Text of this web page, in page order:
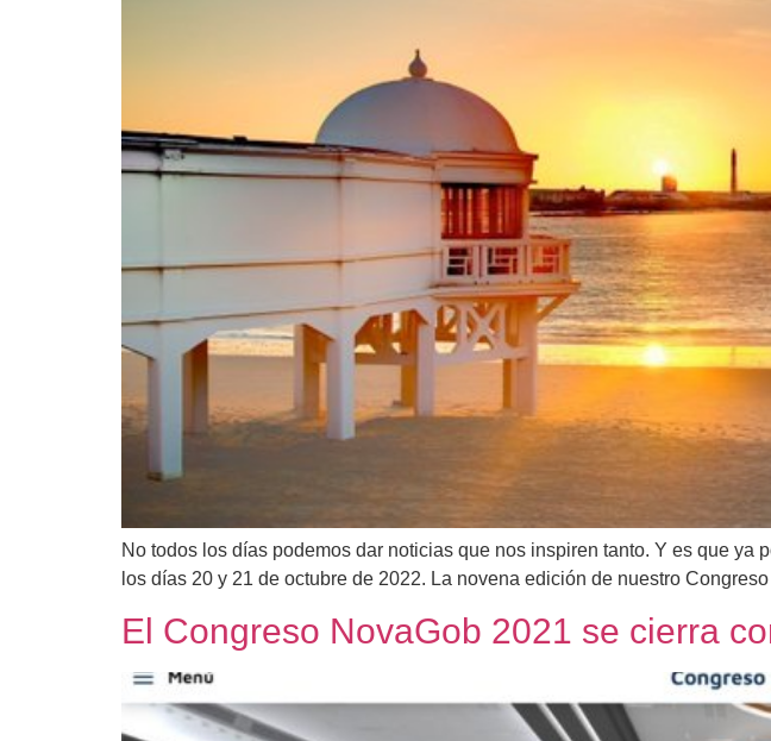
No todos los días podemos dar noticias que nos inspiren tanto. Y es que
los días 20 y 21 de octubre de 2022. La novena edición de nuestro
El Congreso NovaGob 2021 se cierra